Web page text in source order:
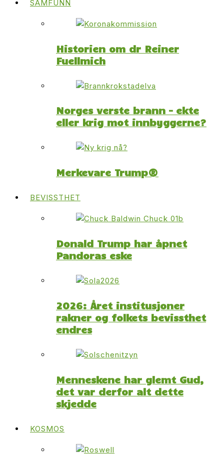
SAMFUNN
Historien om dr Reiner
Fuellmich
Norges verste brann – ekte
eller krig mot innbyggerne?
Merkevare Trump®
BEVISSTHET
Donald Trump har åpnet
Pandoras eske
2026: Året institusjoner
rakner og folkets bevissthet
endres
Menneskene har glemt Gud,
det var derfor alt dette
skjedde
KOSMOS